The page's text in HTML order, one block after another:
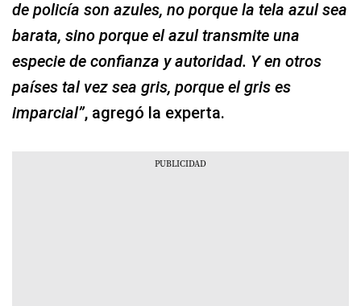
de policía son azules, no porque la tela azul sea
barata, sino porque el azul transmite una
especie de confianza y autoridad. Y en otros
países tal vez sea gris, porque el gris es
imparcial”, agregó la experta.